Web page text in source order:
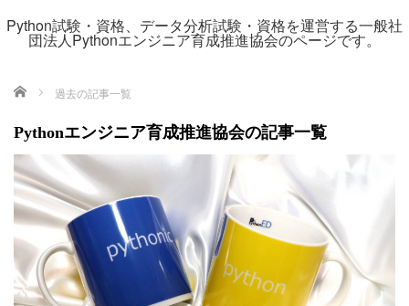
Python試験・資格、データ分析試験・資格を運営する一般社
団法人Pythonエンジニア育成推進協会のページです。
ホーム 過去の記事一覧
Pythonエンジニア育成推進協会の記事一覧